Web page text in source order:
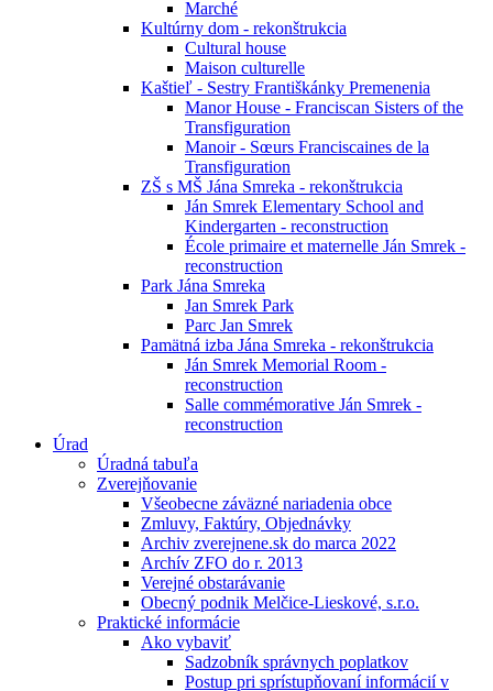
Marché
Kultúrny dom - rekonštrukcia
Cultural house
Maison culturelle
Kaštieľ - Sestry Františkánky Premenenia
Manor House - Franciscan Sisters of the
Transfiguration
Manoir - Sœurs Franciscaines de la
Transfiguration
ZŠ s MŠ Jána Smreka - rekonštrukcia
Ján Smrek Elementary School and
Kindergarten - reconstruction
École primaire et maternelle Ján Smrek -
reconstruction
Park Jána Smreka
Jan Smrek Park
Parc Jan Smrek
Pamätná izba Jána Smreka - rekonštrukcia
Ján Smrek Memorial Room -
reconstruction
Salle commémorative Ján Smrek -
reconstruction
Úrad
Úradná tabuľa
Zverejňovanie
Všeobecne záväzné nariadenia obce
Zmluvy, Faktúry, Objednávky
Archiv zverejnene.sk do marca 2022
Archív ZFO do r. 2013
Verejné obstarávanie
Obecný podnik Melčice-Lieskové, s.r.o.
Praktické informácie
Ako vybaviť
Sadzobník správnych poplatkov
Postup pri sprístupňovaní informácií v